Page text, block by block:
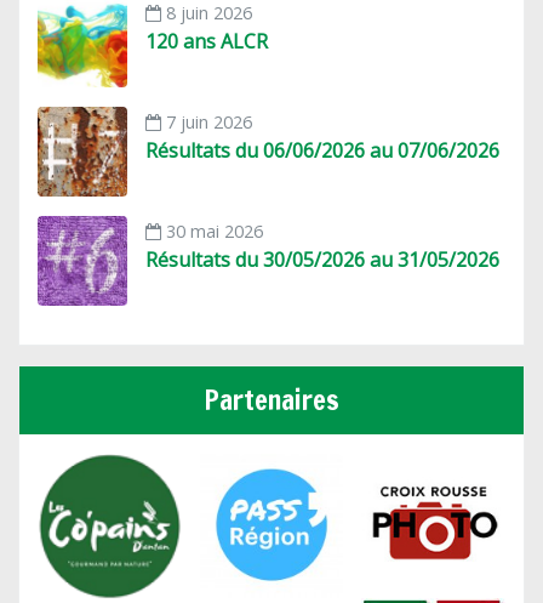
8 juin 2026
120 ans ALCR
7 juin 2026
Résultats du 06/06/2026 au 07/06/2026
30 mai 2026
Résultats du 30/05/2026 au 31/05/2026
Partenaires